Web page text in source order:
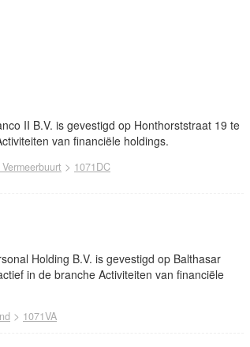
II B.V. is gevestigd op Honthorststraat 19 te
van financiële holdings.
> 1071DC
Holding B.V. is gevestigd op Balthasar
in de branche Activiteiten van financiële
> 1071VA